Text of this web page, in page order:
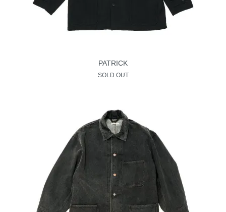
PATRICK
SOLD OUT